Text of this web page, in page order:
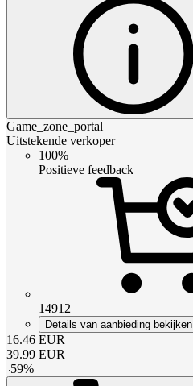
Game_zone_portal
Uitstekende verkoper
100%
Positieve feedback
14912
Details van aanbieding bekijken
16.46 EUR
39.99 EUR
-59%